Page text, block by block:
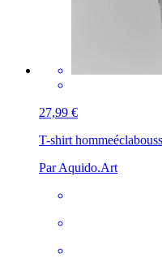
27,99 €
T-shirt homme
Par Aquido.Art